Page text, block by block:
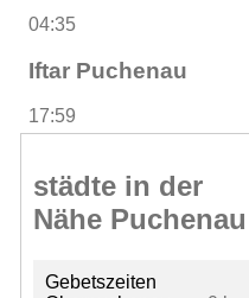
04:35
Iftar Puchenau
17:59
städte in der
Nähe Puchenau
Gebetszeiten